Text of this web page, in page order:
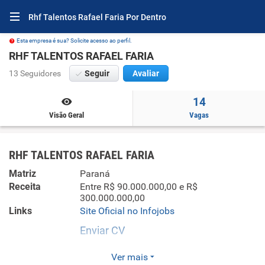
Rhf Talentos Rafael Faria Por Dentro
Esta empresa é sua? Solicite acesso ao perfil.
RHF TALENTOS RAFAEL FARIA
13 Seguidores Seguir Avaliar
Visão Geral
14
Vagas
RHF TALENTOS RAFAEL FARIA
Matriz
Paraná
Receita
Entre R$ 90.000.000,00 e R$
300.000.000,00
Links
Site Oficial no Infojobs
Enviar CV
Bem-vindo à RHF Talentos, a maior consultoria de recursos
Ver mais